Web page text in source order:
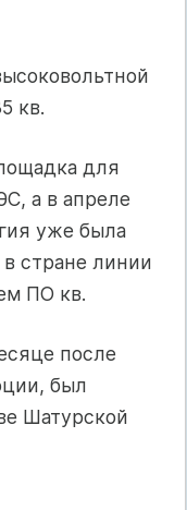
кв.
для
а в апреле
уже была
стране линии
ПО кв.
после
был
Шатурской